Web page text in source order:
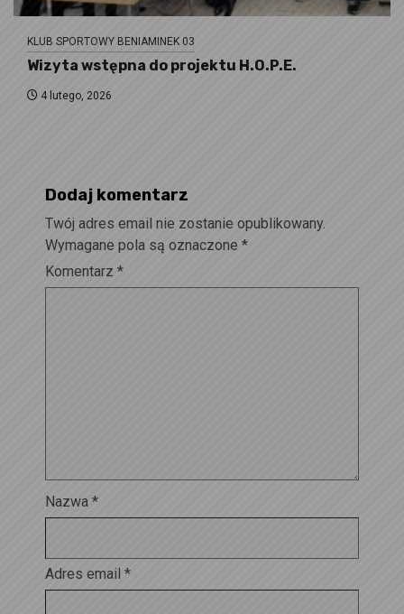
KLUB SPORTOWY BENIAMINEK 03
Wizyta wstępna do projektu H.O.P.E.
4 lutego, 2026
Dodaj komentarz
Twój adres email nie zostanie opublikowany.
Wymagane pola są oznaczone *
Komentarz *
Nazwa *
Adres email *